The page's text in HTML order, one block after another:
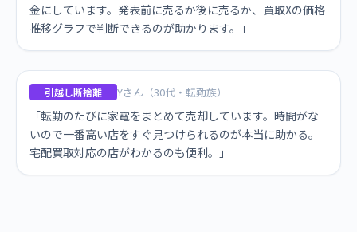
金にしています。発表前に売るか後に売るか、買取Xの価格
推移グラフで判断できるのが助かります。」
引越し断捨離 Yさん（30代・転勤族）
「転勤のたびに家電をまとめて売却しています。時間がな
いので一番高い店をすぐ見つけられるのが本当に助かる。
宅配買取対応の店がわかるのも便利。」